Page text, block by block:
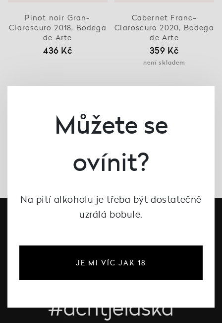
Pinot noir Gran-
Claroscuro 2018, Bodega
de Arte
436 Kč
Cabernet Franc-
Claroscuro 2020, Bodega
de Arte
359 Kč
není skladem
#dcntjelaska
Můžete se
ovínit?
Na pití alkoholu je třeba být dostatečně
uzrálá bobule.
JE MI VÍC JAK 18